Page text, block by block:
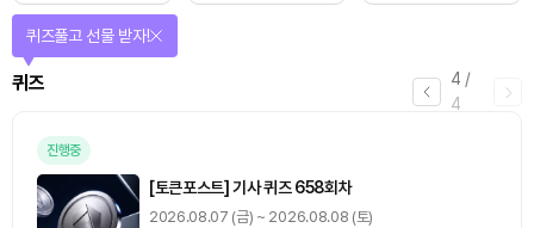
4 /
4
퀴즈
퀴즈풀고 선물 받자!
진행중
[토큰포스트] 기사 퀴즈 658회차
2026.08.07 (금) ~ 2026.08.08 (토)